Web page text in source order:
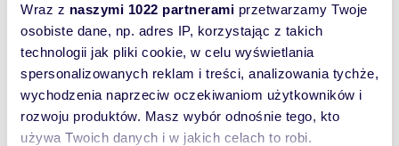
Wraz z naszymi 1022 partnerami przetwarzamy Twoje
osobiste dane, np. adres IP, korzystając z takich
technologii jak pliki cookie, w celu wyświetlania
spersonalizowanych reklam i treści, analizowania tychże,
wychodzenia naprzeciw oczekiwaniom użytkowników i
rozwoju produktów. Masz wybór odnośnie tego, kto
używa Twoich danych i w jakich celach to robi.
✔ nowa inwestycja
✔ funkcjonalny układ pomieszczeń
✔ poddasze użytkowe
• otwarta przestrzeń do własnej aranżacji
• możliwość wydzielenia sypialni, gabinetu lub
strefy rekreacyjnej
✔ kostka i ogrodzenie w cenie